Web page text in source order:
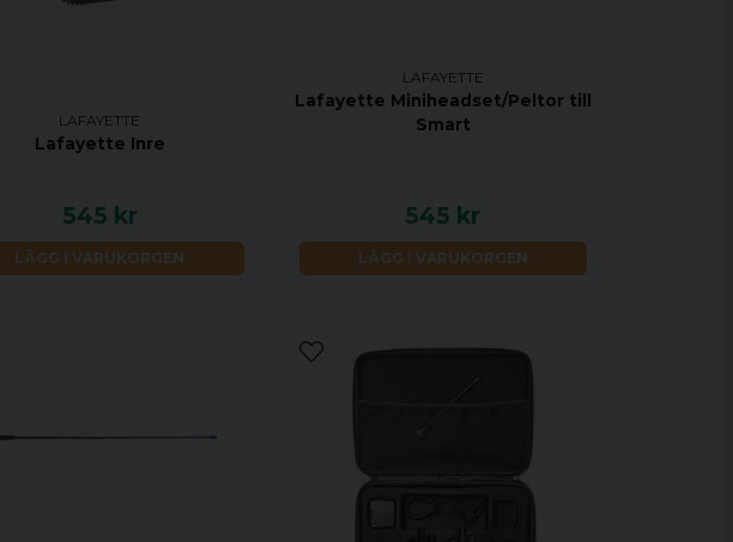
LAFAYETTE
Lafayette Inre
545 kr
LÄGG I VARUKORGEN
LAFAYETTE
Lafayette Miniheadset/Peltor till
Smart
545 kr
LÄGG I VARUKORGEN